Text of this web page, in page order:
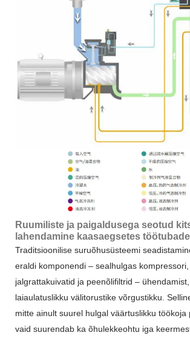
Ruumiliste ja paigaldusega seotud
lahendamine kaasaegsetes
Traditsioonilise suruõhusüsteemi
eraldi komponendi – sealhulgas kompressori,
jalgrattakuivatid ja peenõlifiltrid –
laiaulatuslikku välitorustike võrgustikku.
mitte ainult suurel hulgal väärtuslikku töökoja
vaid suurendab ka õhulekkeohtu iga